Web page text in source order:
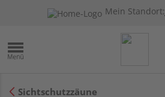
Mein Standort:
Sichtschutzzäune